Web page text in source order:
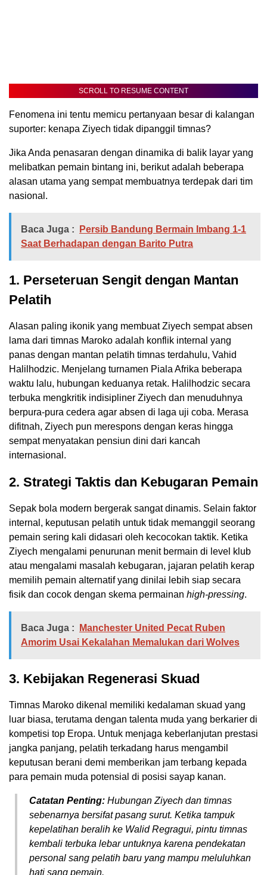
SCROLL TO RESUME CONTENT
Fenomena ini tentu memicu pertanyaan besar di kalangan
suporter: kenapa Ziyech tidak dipanggil timnas?
Jika Anda penasaran dengan dinamika di balik layar yang
melibatkan pemain bintang ini, berikut adalah beberapa
alasan utama yang sempat membuatnya terdepak dari tim
nasional.
Baca Juga :
Persib Bandung Bermain Imbang 1-1
Saat Berhadapan dengan Barito Putra
1. Perseteruan Sengit dengan Mantan
Pelatih
Alasan paling ikonik yang membuat Ziyech sempat absen
lama dari timnas Maroko adalah konflik internal yang
panas dengan mantan pelatih timnas terdahulu, Vahid
Halilhodzic. Menjelang turnamen Piala Afrika beberapa
waktu lalu, hubungan keduanya retak. Halilhodzic secara
terbuka mengkritik indisipliner Ziyech dan menuduhnya
berpura-pura cedera agar absen di laga uji coba. Merasa
difitnah, Ziyech pun merespons dengan keras hingga
sempat menyatakan pensiun dini dari kancah
internasional.
2. Strategi Taktis dan Kebugaran Pemain
Sepak bola modern bergerak sangat dinamis. Selain faktor
internal, keputusan pelatih untuk tidak memanggil seorang
pemain sering kali didasari oleh kecocokan taktik. Ketika
Ziyech mengalami penurunan menit bermain di level klub
atau mengalami masalah kebugaran, jajaran pelatih kerap
memilih pemain alternatif yang dinilai lebih siap secara
fisik dan cocok dengan skema permainan high-pressing.
Baca Juga :
Manchester United Pecat Ruben
Amorim Usai Kekalahan Memalukan dari Wolves
3. Kebijakan Regenerasi Skuad
Timnas Maroko dikenal memiliki kedalaman skuad yang
luar biasa, terutama dengan talenta muda yang berkarier di
kompetisi top Eropa. Untuk menjaga keberlanjutan prestasi
jangka panjang, pelatih terkadang harus mengambil
keputusan berani demi memberikan jam terbang kepada
para pemain muda potensial di posisi sayap kanan.
Catatan Penting: Hubungan Ziyech dan timnas
sebenarnya bersifat pasang surut. Ketika tampuk
kepelatihan beralih ke Walid Regragui, pintu timnas
kembali terbuka lebar untuknya karena pendekatan
personal sang pelatih baru yang mampu meluluhkan
hati sang pemain.